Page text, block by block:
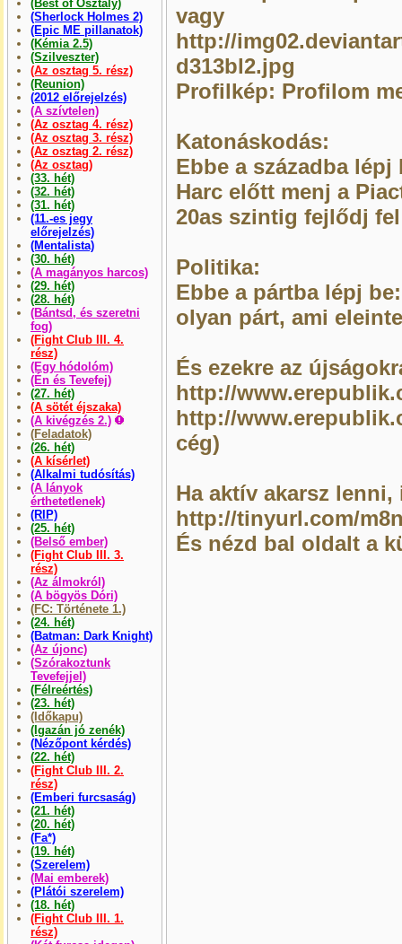
(Best of Osztály)
(Sherlock Holmes 2)
(Epic ME pillanatok)
(Kémia 2.5)
(Szilveszter)
(Az osztag 5. rész)
(Reunion)
(2012 előrejelzés)
(A szívtelen)
(Az osztag 4. rész)
(Az osztag 3. rész)
(Az osztag 2. rész)
(Az osztag)
(33. hét)
(32. hét)
(31. hét)
(11.-es jegy
előrejelzés)
(Mentalista)
(30. hét)
(A magányos harcos)
(29. hét)
(28. hét)
(Bántsd, és szeretni
fog)
(Fight Club III. 4.
rész)
(Egy hódolóm)
(Én és Tevefej)
(27. hét)
(A sötét éjszaka)
(A kivégzés 2.)
(Feladatok)
(26. hét)
(A kísérlet)
(Alkalmi tudósítás)
(A lányok
érthetetlenek)
(RIP)
(25. hét)
(Belső ember)
(Fight Club III. 3.
rész)
(Az álmokról)
(A bögyös Dóri)
(FC: Története 1.)
(24. hét)
(Batman: Dark Knight)
(Az újonc)
(Szórakoztunk
Tevefejjel)
(Félreértés)
(23. hét)
(Időkapu)
(Igazán jó zenék)
(Nézőpont kérdés)
(22. hét)
(Fight Club III. 2.
rész)
(Emberi furcsaság)
(21. hét)
(20. hét)
(Fa*)
(19. hét)
(Szerelem)
(Mai emberek)
(Plátói szerelem)
(18. hét)
(Fight Club III. 1.
rész)
vagy
http://
d313bl2.jpg
Profilkép: Profilom
Katonáskodás:
Ebbe a századba
Harc előtt menj a
20as szintig fejlődj
Politika:
Ebbe a pártba lépj
olyan párt, ami
És ezekre az
http://
http://
cég)
Ha aktív akarsz lenni,
http://tinyurl.com/
És nézd bal oldalt a